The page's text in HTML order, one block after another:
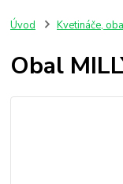
Úvod Kvetináče,
Obal